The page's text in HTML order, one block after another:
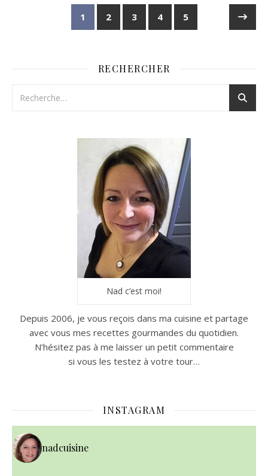
1 2 3 4 5
RECHERCHER
Nad c’est moi!
Depuis 2006, je vous reçois dans ma cuisine et partage
avec vous mes recettes gourmandes du quotidien.
N’hésitez pas à me laisser un petit commentaire
si vous les testez à votre tour…
INSTAGRAM
nadcuisine